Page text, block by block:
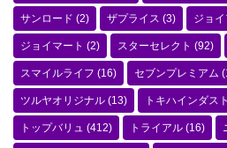
サンロード (2) ザプライス (3) ジョ
ジョイマート (2) スターセレクト (92)
スマイルライフ (16) セブンプレミアム
ツルヤオリジナル (13) トキハインダス
トップバリュ (412) トライアル (16)